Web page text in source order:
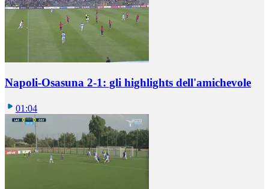
Napoli-Osasuna 2-1: gli highlights dell'amichevole
01:04